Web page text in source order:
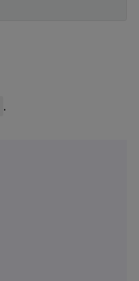
.